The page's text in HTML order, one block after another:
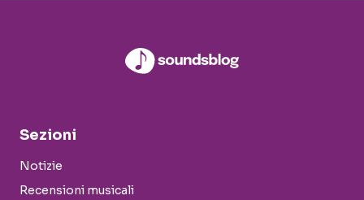
Sezioni
Notizie
Recensioni musicali